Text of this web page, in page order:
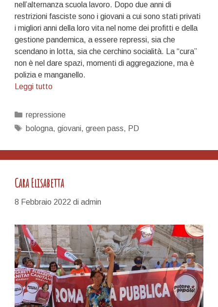
nell’alternanza scuola lavoro. Dopo due anni di
restrizioni fasciste sono i giovani a cui sono stati privati
i migliori anni della loro vita nel nome dei profitti e della
gestione pandemica, a essere repressi, sia che
scendano in lotta, sia che cerchino socialità. La “cura”
non è nel dare spazi, momenti di aggregazione, ma è
polizia e manganello.
Leggi tuttoAnna
al
Categorie
repressione
Tag
bologna, giovani, green pass, PD
Cara Elisabetta
8 Febbraio 2022 di admin